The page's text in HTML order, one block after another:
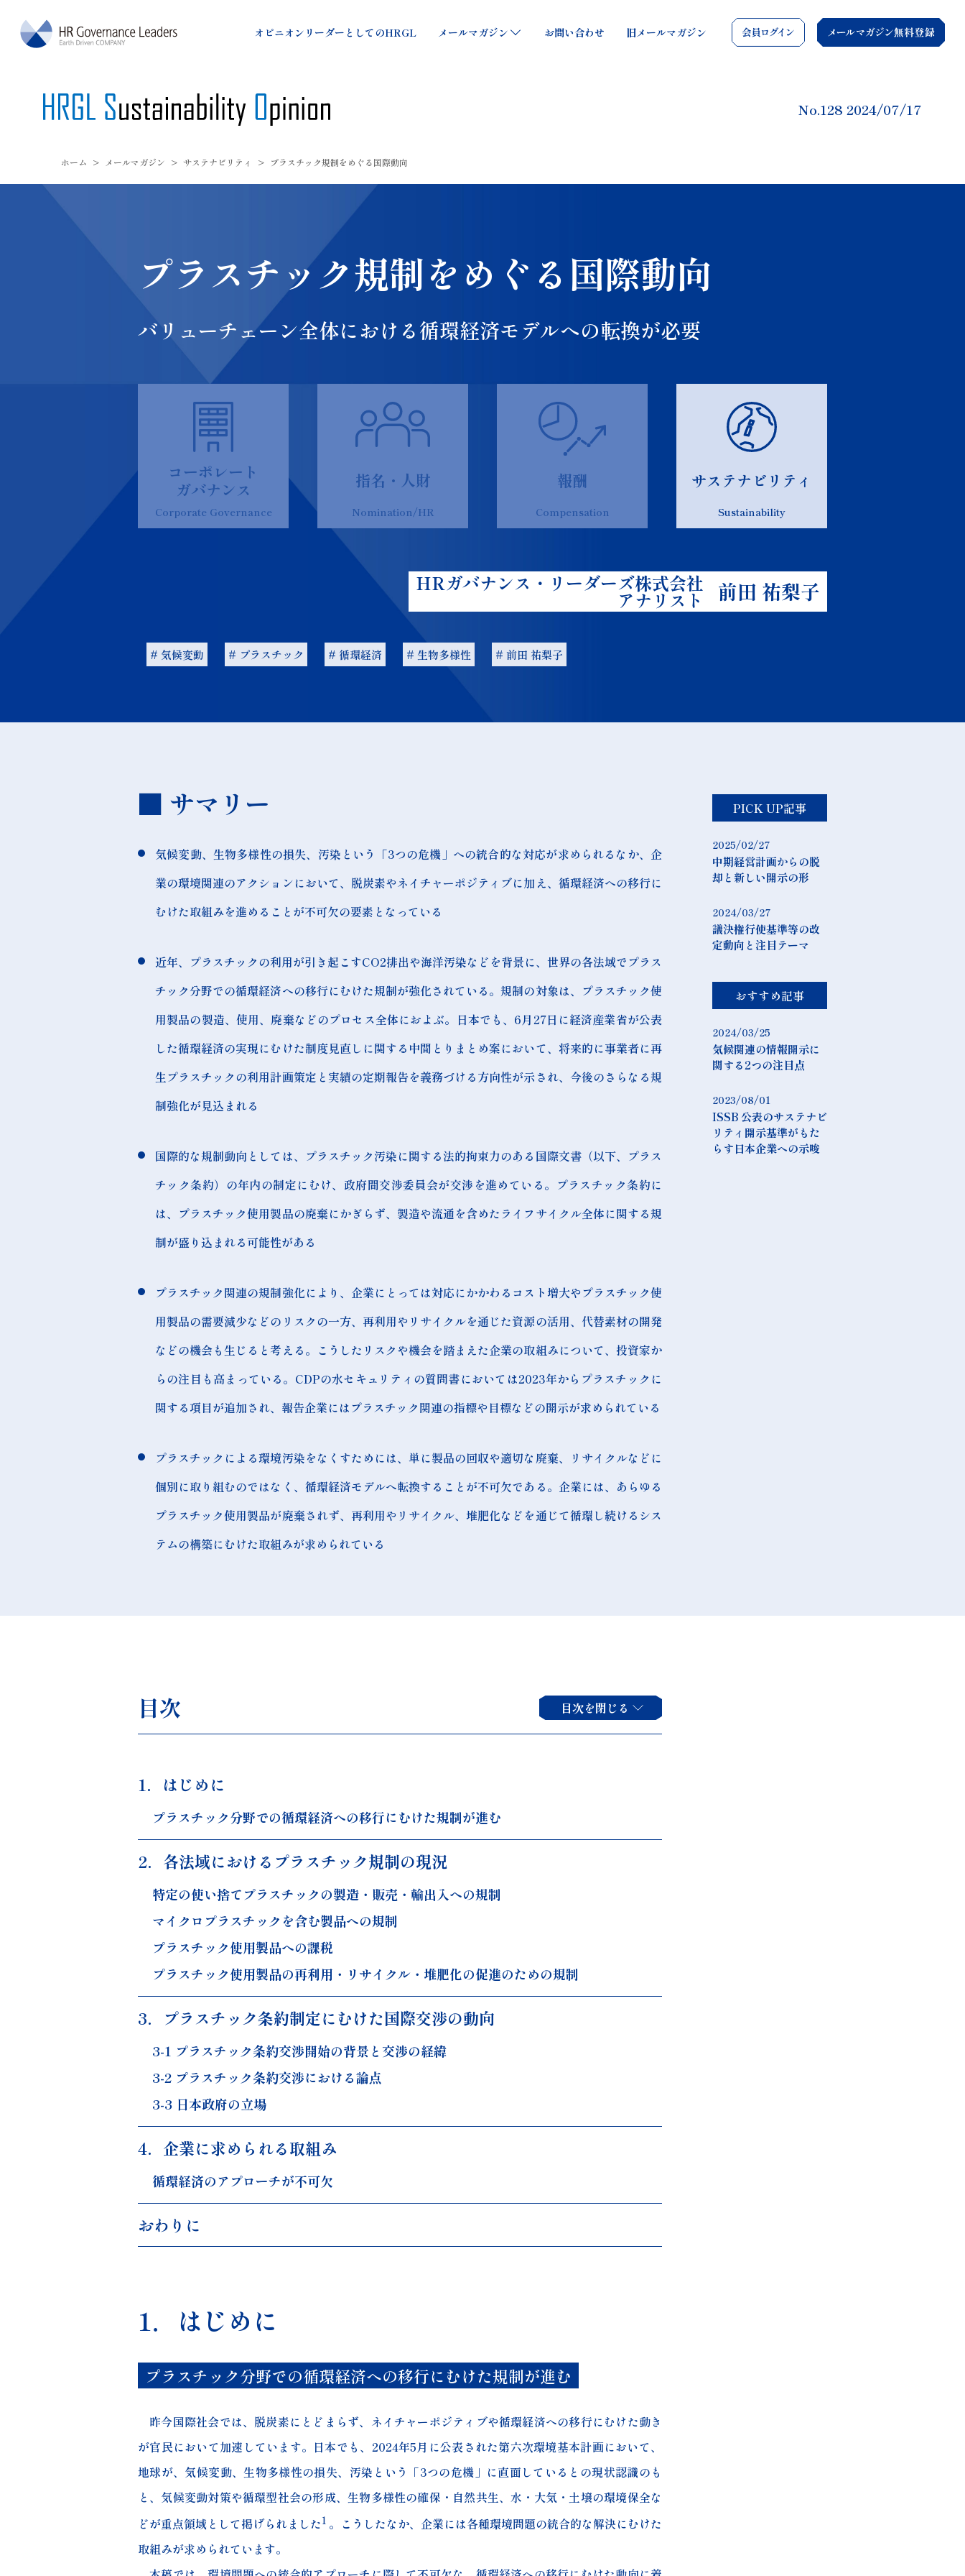
オピニオンリーダーとしてのHRGL メールマガジン お問い合わせ 旧メールマガジン 会員ログイン
No.128 2024/07/17
ホーム > メールマガジン > サステナビリティ > プラスチック規制をめぐる国際動向
プラスチック規制をめぐる国際動向
バリューチェーン全体における循環経済モデルへの転換が必要
コーポレート
ガバナンス
Corporate Governance
指名・人財
Nomination/HR
報酬
Compensation
サステナビリティ
Sustainability
HRガバナンス・リーダーズ株式会社
アナリスト 前田 祐梨子
# 気候変動 # プラスチック # 循環経済 # 生物多様性 # 前田 祐梨子
■ サマリー
気候変動、生物多様性の損失、汚染という「3つの危機」への統合的な対応が求められるなか、企
業の環境関連のアクションにおいて、脱炭素やネイチャーポジティブに加え、循環経済への移行に
むけた取組みを進めることが不可欠の要素となっている
近年、プラスチックの利用が引き起こすCO2排出や海洋汚染などを背景に、世界の各法域でプラス
チック分野での循環経済への移行にむけた規制が強化されている。規制の対象は、プラスチック使
用製品の製造、使用、廃棄などのプロセス全体におよぶ。日本でも、6月27日に経済産業省が公表
した循環経済の実現にむけた制度見直しに関する中間とりまとめ案において、将来的に事業者に再
生プラスチックの利用計画策定と実績の定期報告を義務づける方向性が示され、今後のさらなる規
制強化が見込まれる
国際的な規制動向としては、プラスチック汚染に関する法的拘束力のある国際文書（以下、プラス
チック条約）の年内の制定にむけ、政府間交渉委員会が交渉を進めている。プラスチック条約に
は、プラスチック使用製品の廃棄にかぎらず、製造や流通を含めたライフサイクル全体に関する規
制が盛り込まれる可能性がある
プラスチック関連の規制強化により、企業にとっては対応にかかわるコスト増大やプラスチック使
用製品の需要減少などのリスクの一方、再利用やリサイクルを通じた資源の活用、代替素材の開発
などの機会も生じると考える。こうしたリスクや機会を踏まえた企業の取組みについて、投資家か
らの注目も高まっている。CDPの水セキュリティの質問書においては2023年からプラスチックに
関する項目が追加され、報告企業にはプラスチック関連の指標や目標などの開示が求められている
プラスチックによる環境汚染をなくすためには、単に製品の回収や適切な廃棄、リサイクルなどに
個別に取り組むのではなく、循環経済モデルへ転換することが不可欠である。企業には、あらゆる
プラスチック使用製品が廃棄されず、再利用やリサイクル、堆肥化などを通じて循環し続けるシス
テムの構築にむけた取組みが求められている
目次 目次を閉じる
1．はじめに
プラスチック分野での循環経済への移行にむけた規制が進む
2．各法域におけるプラスチック規制の現況
特定の使い捨てプラスチックの製造・販売・輸出入への規制
マイクロプラスチックを含む製品への規制
プラスチック使用製品への課税
プラスチック使用製品の再利用・リサイクル・堆肥化の促進のための規制
3．プラスチック条約制定にむけた国際交渉の動向
3-1 プラスチック条約交渉開始の背景と交渉の経緯
3-2 プラスチック条約交渉における論点
3-3 日本政府の立場
4．企業に求められる取組み
循環経済のアプローチが不可欠
おわりに
1．はじめに
プラスチック分野での循環経済への移行にむけた規制が進む
昨今国際社会では、脱炭素にとどまらず、ネイチャーポジティブや循環経済への移行にむけた動き
が官民において加速しています。日本でも、2024年5月に公表された第六次環境基本計画において、
地球が、気候変動、生物多様性の損失、汚染という「3つの危機」に直面しているとの現状認識のも
と、気候変動対策や循環型社会の形成、生物多様性の確保・自然共生、水・大気・土壌の環境保全な
どが重点領域として掲げられました1 。こうしたなか、企業には各種環境問題の統合的な解決にむけた
取組みが求められています。
PICK UP記事
2025/02/27
中期経営計画からの脱
却と新しい開示の形
2024/03/27
議決権行使基準等の改
定動向と注目テーマ
おすすめ記事
2024/03/25
気候関連の情報開示に
関する2つの注目点
2023/08/01
ISSB 公表のサステナビ
リティ開示基準がもた
らす日本企業への示唆